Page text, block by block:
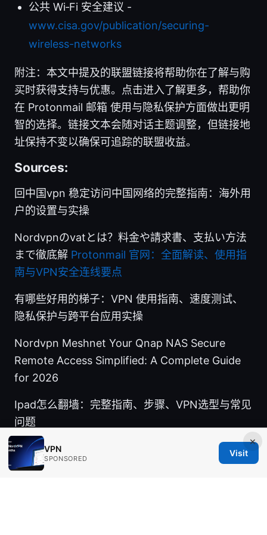
公共 Wi‑Fi 安全建议 -
www.cisa.gov/publication/securing-
wireless-networks
附注：本文中提及的联盟链接将帮助你在了解与购
买时获得支持与优惠。点击进入了解更多，帮助你
在 Protonmail 邮箱 使用与隐私保护方面做出更明
智的选择。链接文本会随对话主题调整，但链接地
址保持不变以确保可追踪的联盟收益。
Sources:
回中国vpn 稳定访问中国网络的完整指南：海外用
户的设置与实操
Nordvpnのvatとは？料金や請求書、支払い方法
まで徹底解 Protonmail 官网：全面解读、使用指
南与VPN安全连线要点
有哪些好用的梯子：VPN 使用指南、速度测试、
隐私保护与跨平台应用实操
Nordvpn Meshnet Your Qnap NAS Secure
Remote Access Simplified: A Complete Guide
for 2026
Ipad怎么翻墙：完整指南、步骤、VPN选型与常见
问题
×
VPN
SPONSORED
Visit